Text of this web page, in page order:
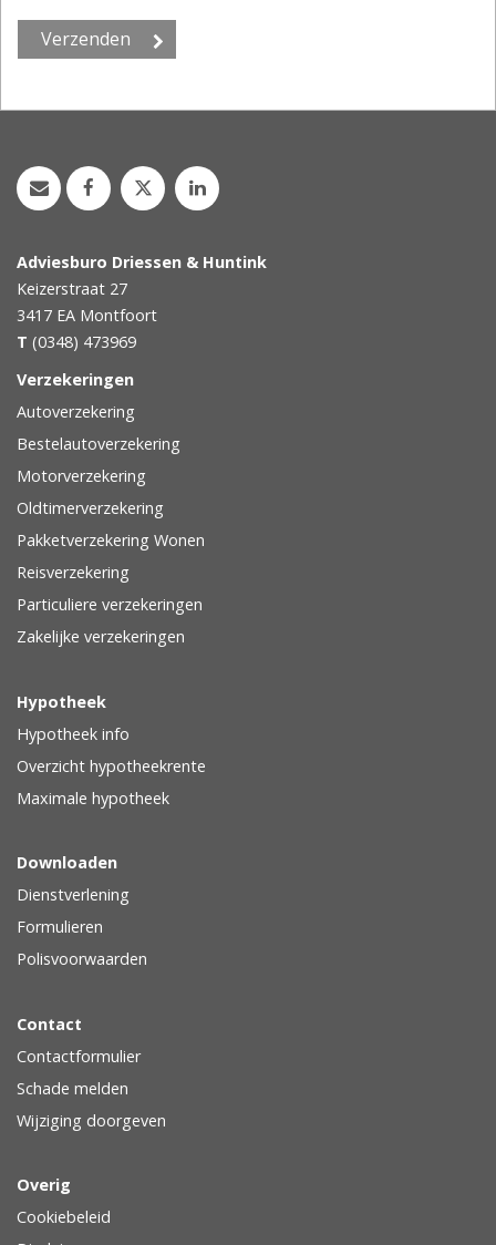
Adviesburo Driessen & Huntink
Keizerstraat 27
3417 EA Montfoort
T (0348) 473969
Verzekeringen
Autoverzekering
Bestelautoverzekering
Motorverzekering
Oldtimerverzekering
Pakketverzekering Wonen
Reisverzekering
Particuliere verzekeringen
Zakelijke verzekeringen
Hypotheek
Hypotheek info
Overzicht hypotheekrente
Maximale hypotheek
Downloaden
Dienstverlening
Formulieren
Polisvoorwaarden
Contact
Contactformulier
Schade melden
Wijziging doorgeven
Overig
Cookiebeleid